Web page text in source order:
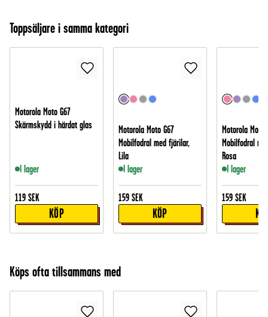
Toppsäljare i samma kategori
Motorola Moto G67
Skärmskydd i härdat glas
I lager
119 SEK
KÖP
Motorola Moto G67
Mobilfodral med fjärilar,
Lila
I lager
159 SEK
KÖP
Motorola Moto
Mobilfodral
Rosa
I lager
159 SEK
Köps ofta tillsammans med